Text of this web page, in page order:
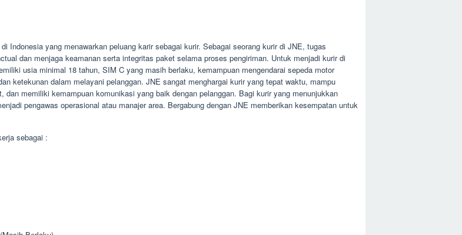
Indonesia yang menawarkan peluang karir sebagai kurir. Sebagai seorang kurir di JNE, tugas
dan menjaga keamanan serta integritas paket selama proses pengiriman. Untuk menjadi kurir di
usia minimal 18 tahun, SIM C yang masih berlaku, kemampuan mengendarai sepeda motor
ketekunan dalam melayani pelanggan. JNE sangat menghargai kurir yang tepat waktu, mampu
memiliki kemampuan komunikasi yang baik dengan pelanggan. Bagi kurir yang menunjukkan
pengawas operasional atau manajer area. Bergabung dengan JNE memberikan kesempatan untuk
sebagai :